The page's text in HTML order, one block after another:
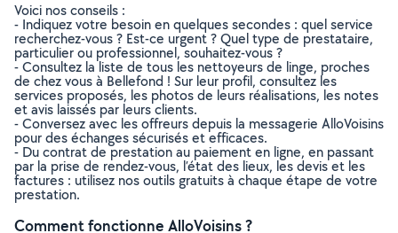
Voici nos conseils :
- Indiquez votre besoin en quelques secondes : quel service
recherchez-vous ? Est-ce urgent ? Quel type de prestataire,
particulier ou professionnel, souhaitez-vous ?
- Consultez la liste de tous les nettoyeurs de linge, proches
de chez vous à Bellefond ! Sur leur profil, consultez les
services proposés, les photos de leurs réalisations, les notes
et avis laissés par leurs clients.
- Conversez avec les offreurs depuis la messagerie AlloVoisins
pour des échanges sécurisés et efficaces.
- Du contrat de prestation au paiement en ligne, en passant
par la prise de rendez-vous, l’état des lieux, les devis et les
factures : utilisez nos outils gratuits à chaque étape de votre
prestation.
Comment fonctionne AlloVoisins ?